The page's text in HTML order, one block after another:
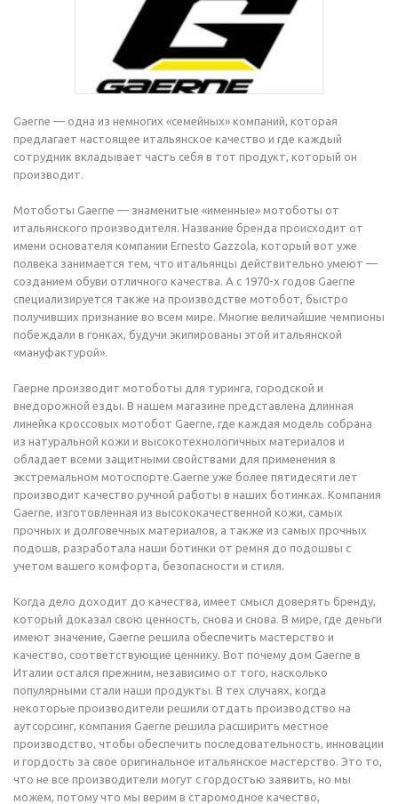
Gaerne — одна из немногих «семейных» компаний, которая
предлагает настоящее итальянское качество и где каждый
сотрудник вкладывает часть себя в тот продукт, который он
производит.
Мотоботы Gaerne — знаменитые «именные» мотоботы от
итальянского производителя. Название бренда происходит от
имени основателя компании Ernesto Gazzola, который вот уже
полвека занимается тем, что итальянцы действительно умеют —
созданием обуви отличного качества. А с 1970-х годов Gaerne
специализируется также на производстве мотобот, быстро
получивших признание во всем мире. Многие величайшие чемпионы
побеждали в гонках, будучи экипированы этой итальянской
«мануфактурой».
Гаерне производит мотоботы для туринга, городской и
внедорожной езды. В нашем магазине представлена длинная
линейка кроссовых мотобот Gaerne, где каждая модель собрана
из натуральной кожи и высокотехнологичных материалов и
обладает всеми защитными свойствами для применения в
экстремальном мотоспорте.Gaerne уже более пятидесяти лет
производит качество ручной работы в наших ботинках. Компания
Gaerne, изготовленная из высококачественной кожи, самых
прочных и долговечных материалов, а также из самых прочных
подошв, разработала наши ботинки от ремня до подошвы с
учетом вашего комфорта, безопасности и стиля.
Когда дело доходит до качества, имеет смысл доверять бренду,
который доказал свою ценность, снова и снова. В мире, где деньги
имеют значение, Gaerne решила обеспечить мастерство и
качество, соответствующие ценнику. Вот почему дом Gaerne в
Италии остался прежним, независимо от того, насколько
популярными стали наши продукты. В тех случаях, когда
некоторые производители решили отдать производство на
аутсорсинг, компания Gaerne решила расширить местное
производство, чтобы обеспечить последовательность, инновации
и гордость за свое оригинальное итальянское мастерство. Это то,
что не все производители могут с гордостью заявить, но мы
можем, потому что мы верим в старомодное качество,